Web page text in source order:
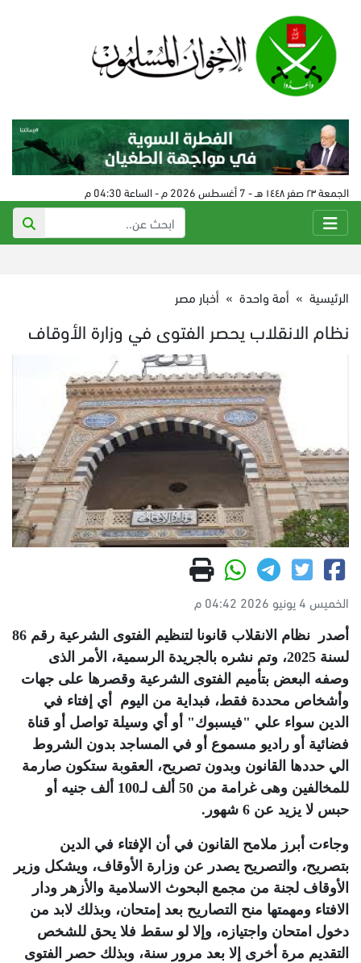
الجمعة ٢٣ صفر ١٤٤٨ هـ - 7 أغسطس 2026 م - الساعة 04:30 م
الرئيسية » أمة واحدة » أخبار مصر
نظام الانقلاب يحصر الفتوى في وزارة الأوقاف
الخميس 4 يونيو 2026 04:42 م
أصدر نظام الانقلاب قانونا لتنظيم الفتوى الشرعية رقم 86
لسنة 2025، وتم نشره بالجريدة الرسمية، الأمر الذى
وصفه البعض بتأميم الفتوى الشرعية وقصرها على جهات
وأشخاص محددة فقط، فبداية من اليوم أي إفتاء في
الدين سواء علي "فيسبوك" أو أي وسيلة تواصل أو قناة
فضائية أو راديو مسموع أو في المساجد بدون الشروط
الي حددها القانون وبدون تصريح، العقوبة ستكون صارمة
للمخالفين وهى غرامة من 50 ألف لـ100 ألف جنيه أو
حبس لا يزيد عن 6 شهور
.
وجاءت أبرز ملامح القانون في أن الإفتاء في الدين
بتصريح، والتصريح يصدر عن وزارة الأوقاف، ويشكل وزير
الأوقاف لجنة من مجمع البحوث الاسلامية والأزهر ودار
الافتاء ومهمتها منح التصاريح بعد إمتحان، وبذلك لابد من
دخول امتحان واجتيازه، وإلا لو سقط فلا يحق للشخص
التقديم مرة أخرى إلا بعد مرور سنة، وبذلك حصر الفتوى